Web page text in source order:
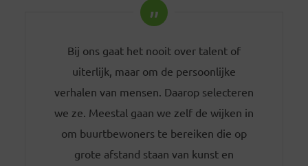
Bij ons gaat het nooit over talent of
uiterlijk, maar om de persoonlijke
verhalen van mensen. Daarop selecteren
we ze. Meestal gaan we zelf de wijken in
om buurtbewoners te bereiken die op
grote afstand staan van kunst en